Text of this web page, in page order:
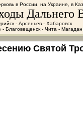
в России, на Украине, в
Дальнего
- Арсеньев - Хабаровск
- Благовещенск - Чита - Магадан
Святой